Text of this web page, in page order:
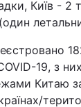
Київ - 2
19, з
Китаю